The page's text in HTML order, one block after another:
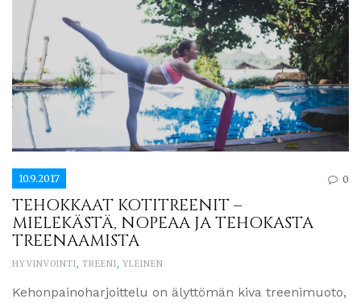
10.9.2017 0
TEHOKKAAT KOTITREENIT –
MIELEKÄSTÄ, NOPEAA JA TEHOKASTA
TREENAAMISTA
HYVINVOINTI, TREENI, YLEINEN
Kehonpainoharjoittelu on älyttömän kiva treenimuoto,